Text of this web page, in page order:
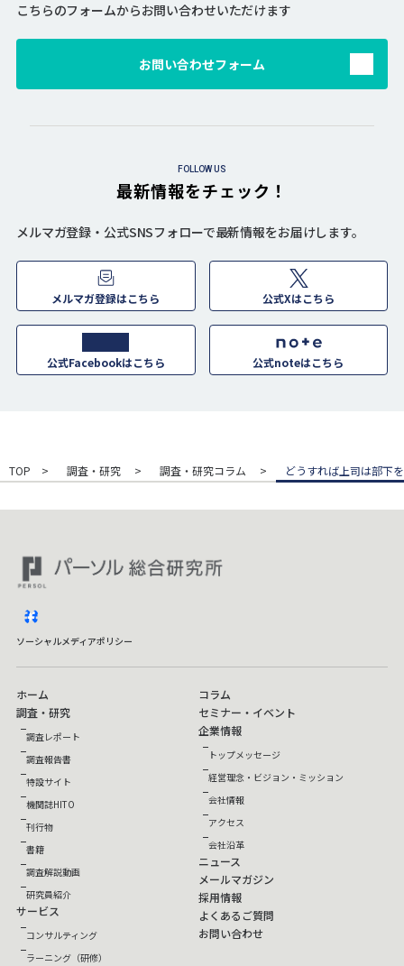
こちらのフォームからお問い合わせいただけます
お問い合わせフォーム
FOLLOW US
最新情報をチェック！
メルマガ登録・公式SNSフォローで最新情報をお届けします。
メルマガ登録はこちら 公式Xはこちら
公式Facebookはこちら 公式noteはこちら
TOP 調査・研究 調査・研究コラム どうすれば上司は部下
ソーシャルメディアポリシー
ホーム
調査・研究
調査レポート
調査報告書
特設サイト
機関誌HITO
刊行物
書籍
調査解説動画
研究員紹介
サービス
コンサルティング
ラーニング（研修）
コラム
セミナー・イベント
企業情報
トップメッセージ
経営理念・ビジョン・ミッション
会社情報
アクセス
会社沿革
ニュース
メールマガジン
採用情報
よくあるご質問
お問い合わせ